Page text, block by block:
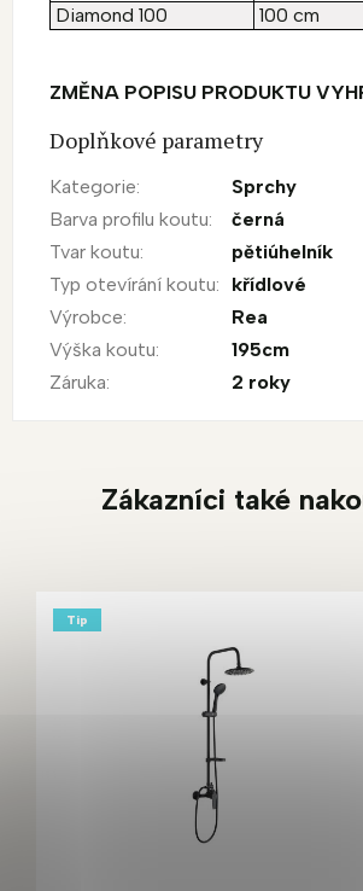
Diamond 100
100 cm
ZMĚNA POPISU PRODUKTU
Doplňkové parametry
Kategorie:
Sprchy
Barva profilu koutu:
černá
Tvar koutu:
pětiúhelník
Typ otevírání koutu:
křídlové
Výrobce:
Rea
Výška koutu:
195cm
Záruka: 2 roky
Zákazníci také
Tip